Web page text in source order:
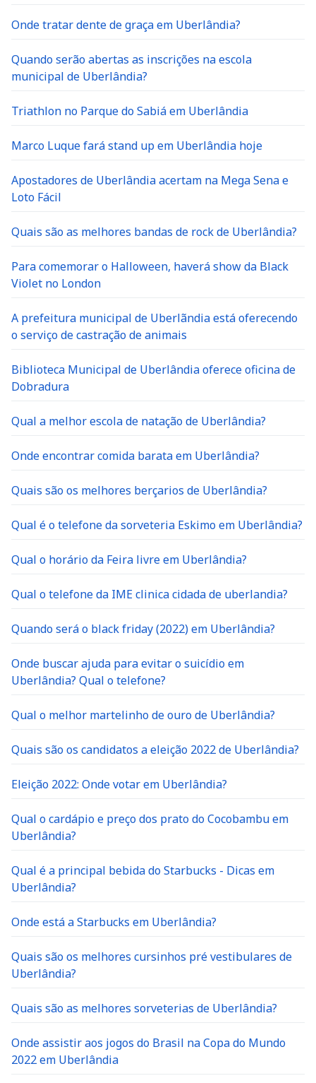
Onde tratar dente de graça em Uberlândia?
Quando serão abertas as inscrições na escola
municipal de Uberlândia?
Triathlon no Parque do Sabiá em Uberlândia
Marco Luque fará stand up em Uberlândia hoje
Apostadores de Uberlândia acertam na Mega Sena e
Loto Fácil
Quais são as melhores bandas de rock de Uberlândia?
Para comemorar o Halloween, haverá show da Black
Violet no London
A prefeitura municipal de Uberlãndia está oferecendo
o serviço de castração de animais
Biblioteca Municipal de Uberlândia oferece oficina de
Dobradura
Qual a melhor escola de natação de Uberlândia?
Onde encontrar comida barata em Uberlândia?
Quais são os melhores berçarios de Uberlândia?
Qual é o telefone da sorveteria Eskimo em Uberlândia?
Qual o horário da Feira livre em Uberlândia?
Qual o telefone da IME clinica cidada de uberlandia?
Quando será o black friday (2022) em Uberlândia?
Onde buscar ajuda para evitar o suicídio em
Uberlândia? Qual o telefone?
Qual o melhor martelinho de ouro de Uberlândia?
Quais são os candidatos a eleição 2022 de Uberlândia?
Eleição 2022: Onde votar em Uberlândia?
Qual o cardápio e preço dos prato do Cocobambu em
Uberlândia?
Qual é a principal bebida do Starbucks - Dicas em
Uberlândia?
Onde está a Starbucks em Uberlândia?
Quais são os melhores cursinhos pré vestibulares de
Uberlândia?
Quais são as melhores sorveterias de Uberlândia?
Onde assistir aos jogos do Brasil na Copa do Mundo
2022 em Uberlândia